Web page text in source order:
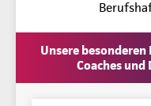
Unsere besonderen
Coaches